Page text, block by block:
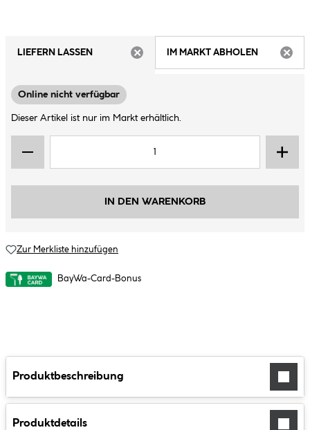
LIEFERN LASSEN
IM MARKT ABHOLEN
Online nicht verfügbar
Dieser Artikel ist nur im Markt erhältlich.
IN DEN WARENKORB
Zur Merkliste hinzufügen
BayWa-Card-Bonus
Produktbeschreibung
Produktdetails